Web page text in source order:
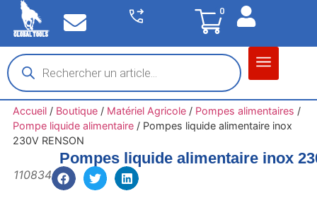
0
Accueil/ Boutique/ Matériel Agricole/ Pompes alimentaires /
Pompe liquide alimentaire/ Pompes liquide alimentaire inox
230V RENSON
Pompes liquide alimentaire inox
110834